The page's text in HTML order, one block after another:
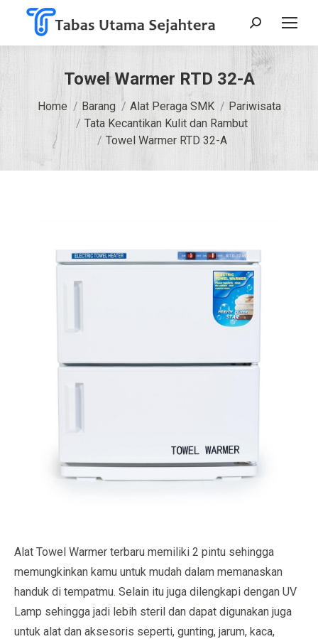
Search:
Towel Warmer RTD 32-A
You are here:
Home Barang Alat Peraga SMK
Pariwisata
Tata Kecantikan Kulit dan Rambut
Towel Warmer RTD 32-A
Alat Towel Warmer terbaru memiliki 2 pintu sehingga
memungkinkan kamu untuk mudah dalam memanaskan
handuk di tempatmu. Selain itu juga dilengkapi dengan UV
Lamp sehingga jadi lebih steril dan dapat digunakan juga
untuk alat dan aksesoris seperti, gunting, jarum, kaca,